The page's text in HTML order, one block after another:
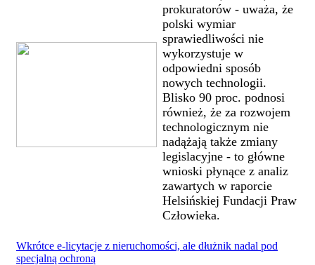
prokuratorów - uważa, że
polski wymiar
sprawiedliwości nie
wykorzystuje w
odpowiedni sposób
nowych technologii.
Blisko 90 proc. podnosi
również, że za rozwojem
technologicznym nie
nadążają także zmiany
legislacyjne - to główne
wnioski płynące z analiz
zawartych w raporcie
Helsińskiej Fundacji Praw
Człowieka.
Wkrótce e-licytacje z nieruchomości, ale dłużnik nadal pod
specjalną ochroną